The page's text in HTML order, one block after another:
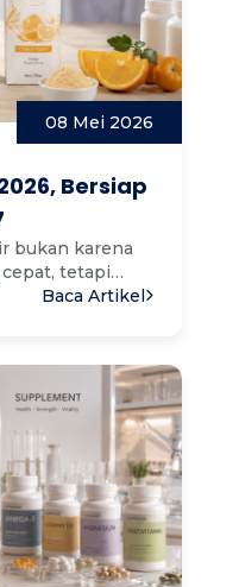
Bersiap
08 Mei 2026
bukan karena
tetapi
Baca Artikel